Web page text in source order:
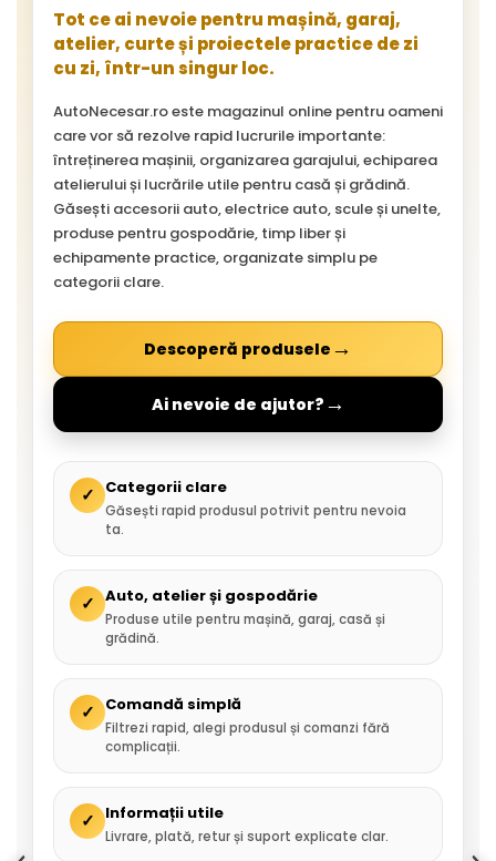
Tot ce ai nevoie pentru mașină, garaj,
atelier, curte și proiectele practice de zi
cu zi, într-un singur loc.
AutoNecesar.ro este magazinul online pentru oameni
care vor să rezolve rapid lucrurile importante:
întreținerea mașinii, organizarea garajului, echiparea
atelierului și lucrările utile pentru casă și grădină.
Găsești accesorii auto, electrice auto, scule și unelte,
produse pentru gospodărie, timp liber și
echipamente practice, organizate simplu pe
categorii clare.
Descoperă produsele →
Ai nevoie de ajutor? →
✓ Categorii clare
Găsești rapid produsul potrivit pentru nevoia
ta.
✓ Auto, atelier și gospodărie
Produse utile pentru mașină, garaj, casă și
grădină.
✓ Comandă simplă
Filtrezi rapid, alegi produsul și comanzi fără
complicații.
✓ Informații utile
Livrare, plată, retur și suport explicate clar.